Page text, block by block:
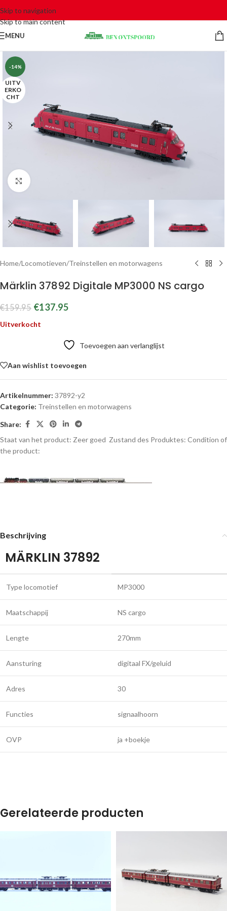
Skip to navigation
Skip to main content
MENU
-14%
UITV
ERKO
CHT
Click to enlarge
Home/Locomotieven/Treinstellen en motorwagens
Märklin 37892 Digitale MP3000 NS cargo
€159.95 €137.95
Uitverkocht
Toevoegen aan verlanglijst
Aan wishlist toevoegen
Artikelnummer: 37892-y2
Categorie: Treinstellen en motorwagens
Share:
Staat van het product: Zeer goed Zustand des Produktes: Condition of
the product:
Beschrijving
MÄRKLIN 37892
Type locomotief MP3000
Maatschappij NS cargo
Lengte 270mm
Aansturing digitaal FX/geluid
Adres 30
Functies signaalhoorn
OVP ja +boekje
Gerelateerde producten